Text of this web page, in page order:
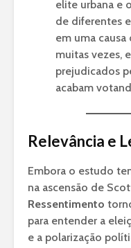
elite urbana e
de diferentes
em uma
muitas vezes,
prejudicados
acabam
Relevância e
Embora o estudo
na ascensão de
Ressentimento
para entender a
e a polarização